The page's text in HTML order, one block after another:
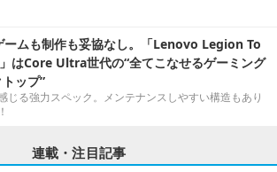
ームも制作も妥協なし。「Lenovo Legion To
はCore Ultra世代の“全てこなせるゲーミング
ップ”
じる強力スペック。メンテナンスしやすい構造もあり
連載・注目記事